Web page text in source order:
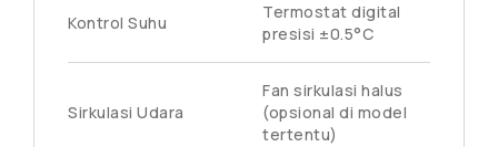
Kontrol Suhu
Termostat digital
presisi ±0.5°C
Sirkulasi Udara
Fan sirkulasi halus
(opsional di model
tertentu)